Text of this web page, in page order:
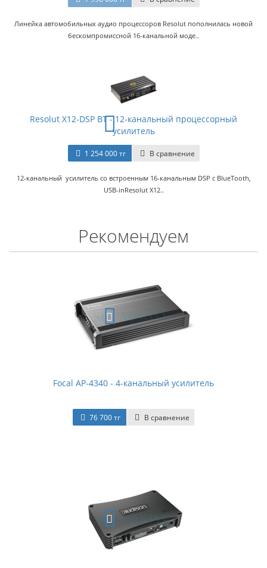
Линейка автомобильных аудио процессоров Resolut пополнилась новой
бескомпромиссной 16-канальной моде..
Resolut X12-DSP BT - 12-канальный процессорный
усилитель
1 254 000 тг В сравнение
12-канальный усилитель со встроенным 16-канальным DSP с BlueTooth,
USB-inResolut X12..
Рекомендуем
Focal AP-4340 - 4-канальный усилитель
76 700 тг В сравнение